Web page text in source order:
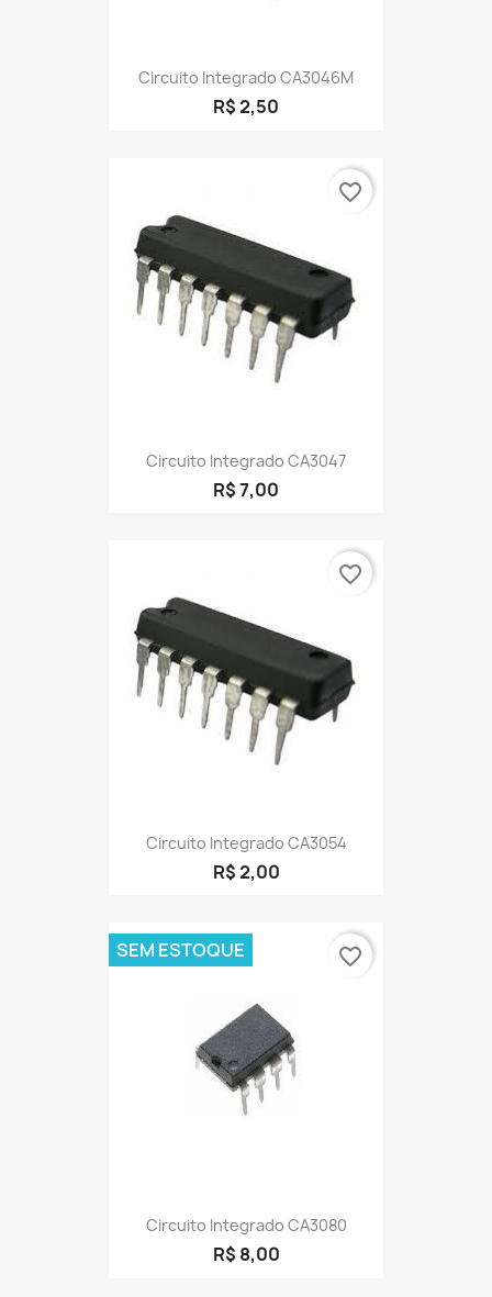
Circuito Integrado CA3046M
R$ 2,50
Circuito Integrado CA3047
R$ 7,00
favorite_border
Circuito Integrado CA3054
R$ 2,00
favorite_border
Circuito Integrado CA3080
R$ 8,00
SEM ESTOQUE favorite_border